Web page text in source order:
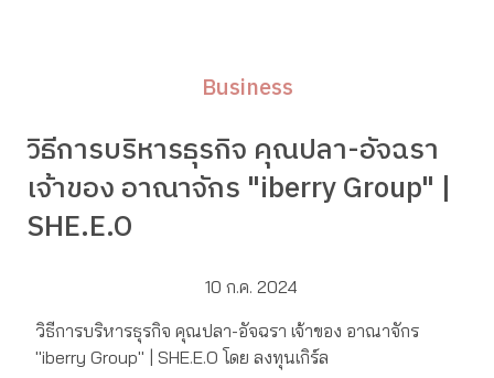
Business
วิธีการบริหารธุรกิจ คุณปลา-อัจฉรา
เจ้าของ อาณาจักร "iberry Group" |
SHE.E.O
10 ก.ค. 2024
วิธีการบริหารธุรกิจ คุณปลา-อัจฉรา เจ้าของ อาณาจักร
"iberry Group" | SHE.E.O โดย ลงทุนเกิร์ล